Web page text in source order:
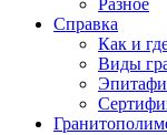
Разное
Справка
Как и
Виды